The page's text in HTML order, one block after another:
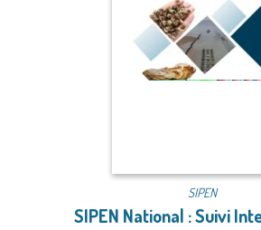
SIPEN
SIPEN National : Suivi